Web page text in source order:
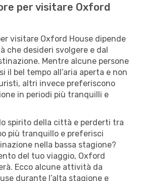
per visitare Oxford
visitare Oxford House dipende
che desideri svolgere e dal
Mentre alcune persone
il bel tempo all’aria aperta e non
altri invece preferiscono
in periodi più tranquilli e
spirito della città e perderti tra
più tranquillo e preferisci
nella bassa stagione?
del tuo viaggio, Oxford
Ecco alcune attività da
durante l’alta stagione e